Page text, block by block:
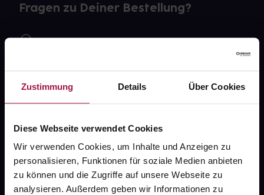
Zustimmung Details Über Cookies
Diese Webseite verwendet Cookies
Wir verwenden Cookies, um Inhalte und Anzeigen zu
personalisieren, Funktionen für soziale Medien anbieten
zu können und die Zugriffe auf unsere Webseite zu
analysieren. Außerdem geben wir Informationen zu
Fragen zu Deiner Bestellung?
Kontakt
gesund.de
Über uns